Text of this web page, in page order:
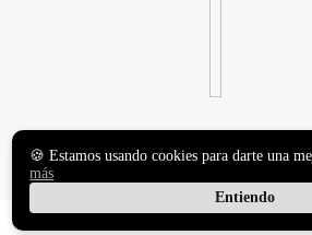
VINILOS
Y FOTOMURALES
PREMIUM
Copyright © 2026
🍪 Estamos usando cookies para darte una
más
Entiendo